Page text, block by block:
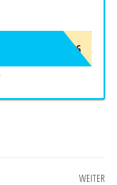
SOMMER26
WEITER